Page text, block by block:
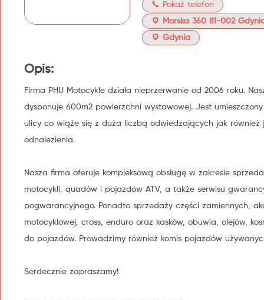
Pokaż telefon
Morska 360 81-002
Gdynia
Opis:
Firma PHU Motocykle działa nieprzerwanie od 2006 roku.
dysponuje 600m2 powierzchni wystawowej. Jest umieszczony
ulicy co wiąże się z duża liczbą odwiedzających jak również
odnalezienia.
Nasza firma oferuje kompleksową obsługę w zakresie
motocykli, quadów i pojazdów ATV, a także serwisu
pogwarancyjnego. Ponadto sprzedaży części zamiennych,
motocyklowej, cross, enduro oraz kasków, obuwia, olejów,
do pojazdów. Prowadzimy również komis pojazdów
Serdecznie zapraszamy!